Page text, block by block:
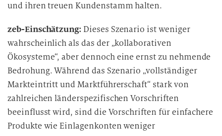
und ihren treuen Kundenstamm halten.
zeb-Einschätzung: Dieses Szenario ist weniger
wahrscheinlich als das der „kollaborativen
Ökosysteme“, aber dennoch eine ernst zu nehmende
Bedrohung. Während das Szenario „vollständiger
Markteintritt und Marktführerschaft“ stark von
zahlreichen länderspezifischen Vorschriften
beeinflusst wird, sind die Vorschriften für einfachere
Produkte wie Einlagenkonten weniger